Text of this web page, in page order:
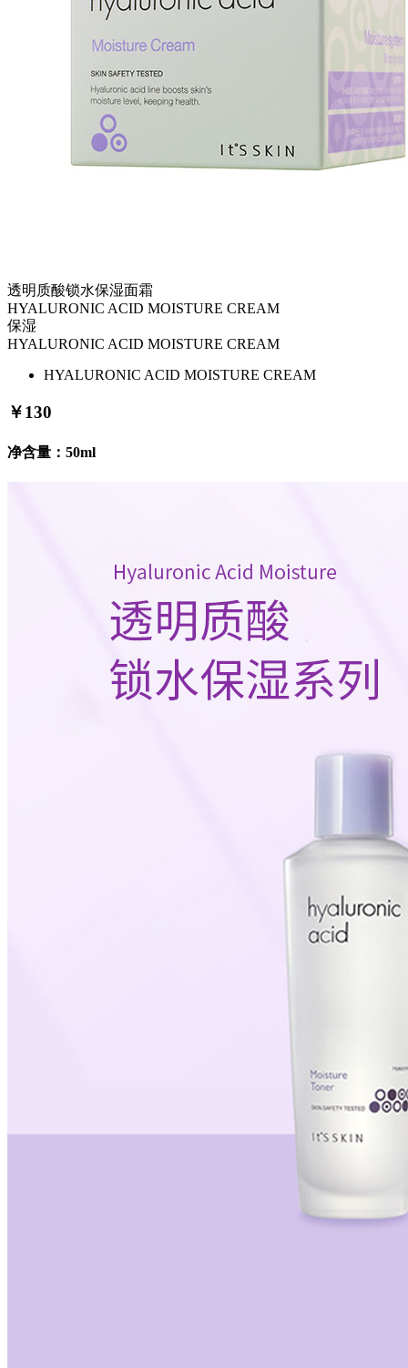
透明质酸锁水保湿面霜
HYALURONIC ACID MOISTURE CREAM
保湿
HYALURONIC ACID MOISTURE CREAM
HYALURONIC ACID MOISTURE CREAM
￥130
净含量：50ml